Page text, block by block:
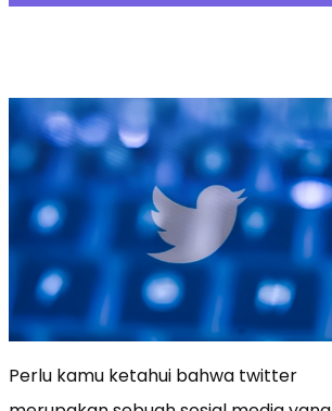
Perlu kamu ketahui bahwa twitter